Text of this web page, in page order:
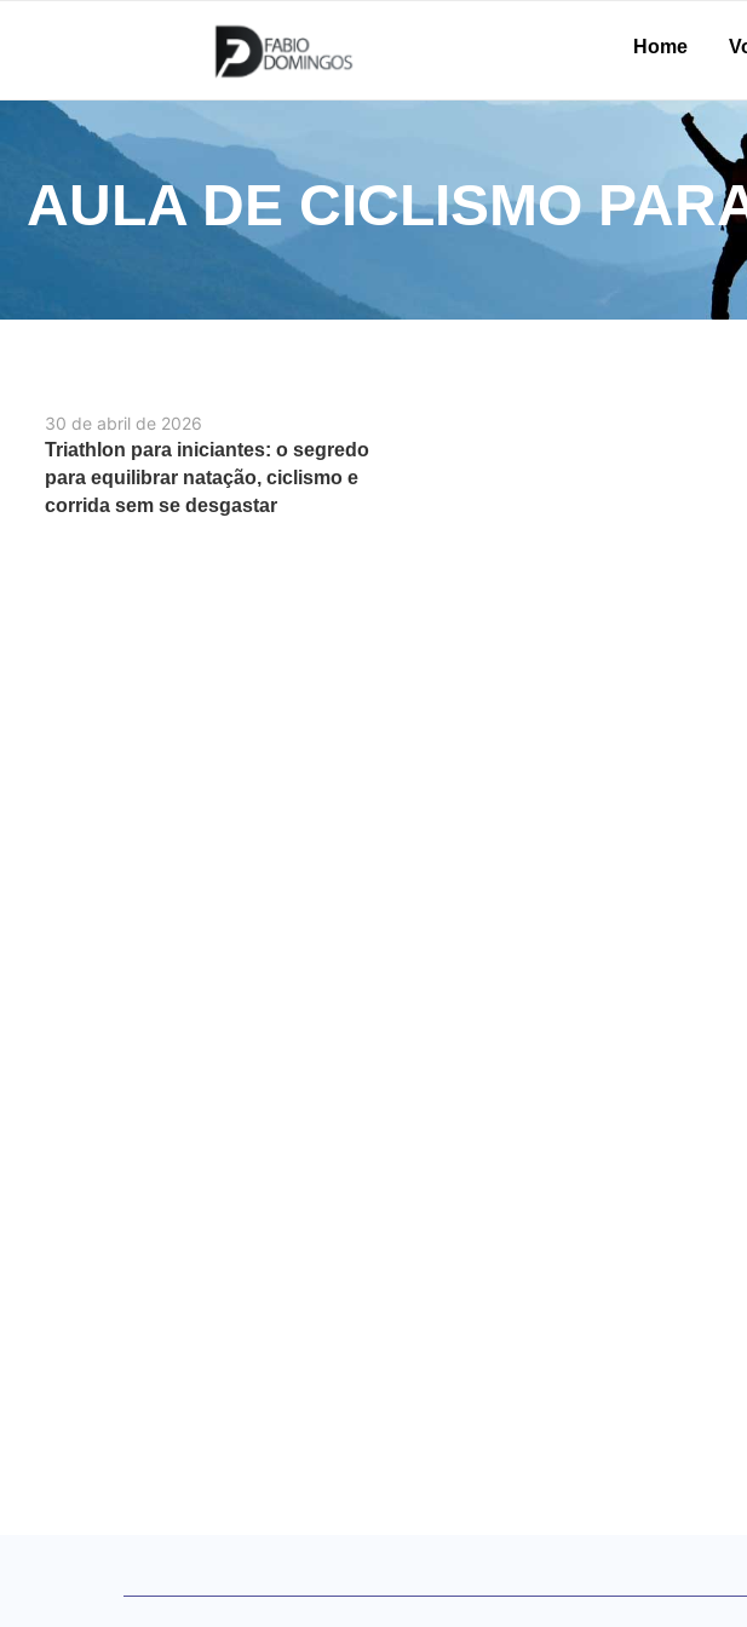
Home
AULA DE CICLISMO
30 de abril de 2026
Triathlon para iniciantes: o segredo
para equilibrar natação, ciclismo e
corrida sem se desgastar